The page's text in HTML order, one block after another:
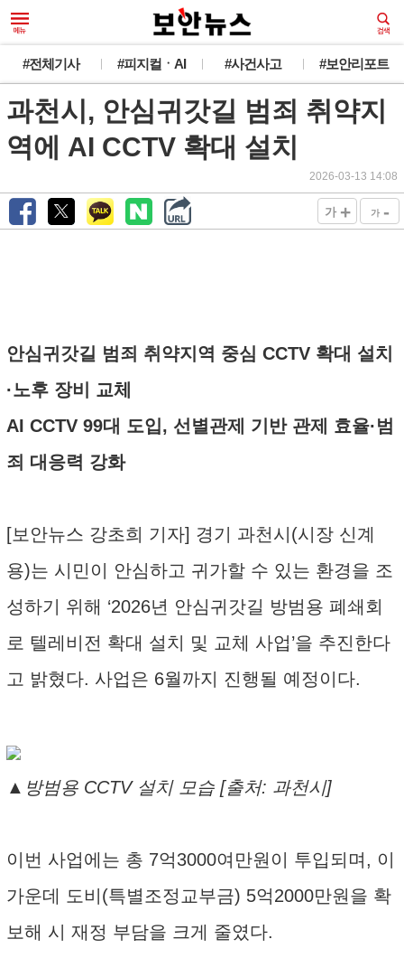
#전체기사 #피지컬ㆍAI #사건사고 #보안리포트
과천시, 안심귀갓길 범죄 취약지
역에 AI CCTV 확대 설치
2026-03-13 14:08
가 + 가 -
안심귀갓길 범죄 취약지역 중심 CCTV 확대 설치
·노후 장비 교체
AI CCTV 99대 도입, 선별관제 기반 관제 효율·범
죄 대응력 강화
[보안뉴스 강초희 기자] 경기 과천시(시장 신계
용)는 시민이 안심하고 귀가할 수 있는 환경을 조
성하기 위해 ‘2026년 안심귀갓길 방범용 폐쇄회
로 텔레비전 확대 설치 및 교체 사업’을 추진한다
고 밝혔다. 사업은 6월까지 진행될 예정이다.
▲방범용 CCTV 설치 모습 [출처: 과천시]
이번 사업에는 총 7억3000여만원이 투입되며, 이
가운데 도비(특별조정교부금) 5억2000만원을 확
보해 시 재정 부담을 크게 줄였다.